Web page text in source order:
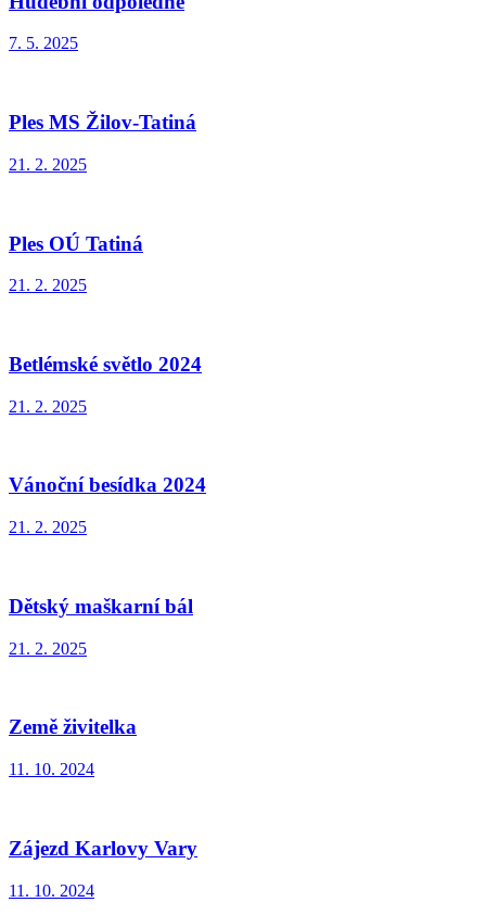
7. 5. 2025
Ples MS Žilov-Tatiná
21. 2. 2025
Ples OÚ Tatiná
21. 2. 2025
Betlémské světlo 2024
21. 2. 2025
Vánoční besídka 2024
21. 2. 2025
Dětský maškarní bál
21. 2. 2025
Země živitelka
11. 10. 2024
Zájezd Karlovy Vary
11. 10. 2024